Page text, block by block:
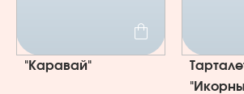
"Каравай"